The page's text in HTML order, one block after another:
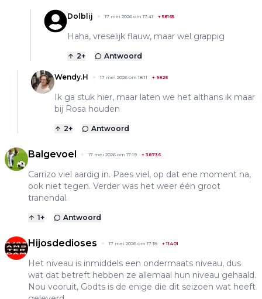
Dolblij 17 mei 2026 om 17:41 + 58165
Haha, vreselijk flauw, maar wel grappig
2+ Antwoord
Wendy.H 17 mei 2026 om 18:11 + 9825
Ik ga stuk hier, maar laten we het althans ik maar
bij Rosa houden
2+ Antwoord
Balgevoel 17 mei 2026 om 17:19 + 38736
Carrizo viel aardig in. Paes viel, op dat ene moment na,
ook niet tegen. Verder was het weer één groot
tranendal.
1+ Antwoord
Hijosdedioses 17 mei 2026 om 17:18 +11401
Het niveau is inmiddels een ondermaats niveau, dus
wat dat betreft hebben ze allemaal hun niveau gehaald.
Nou vooruit, Godts is de enige die dit seizoen wat heeft